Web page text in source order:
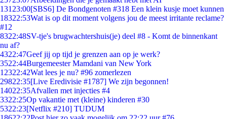
131 23:00[SBS6] De Bondgenoten #318 Een klein kusje moet kunnen
18322:53Wat is op dit moment volgens jou de meest irritante reclame?
#12
8322:48SV-tje's brugwachtershuis(je) deel #8 - Komt de binnenkant
nu af?
4322:47Geef jij op tijd je grenzen aan op je werk?
3522:44Burgemeester Mamdani van New York
12322:42Wat lees je nu? #96 zomerlezen
29822:35[Live Eredivisie #1787] We zijn begonnen!
14022:35Afvallen met injecties #4
3322:25Op vakantie met (kleine) kinderen #30
5322:23[Netflix #210] TUDUM